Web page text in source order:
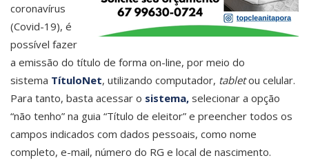
coronavírus
(Covid-19), é
possível fazer
a emissão do título de forma on-line, por meio do
sistema TítuloNet, utilizando computador, tabletou celular.
Para tanto, basta acessar o sistema, selecionar a opção
“não tenho” na guia “Título de eleitor” e preencher todos os
campos indicados com dados pessoais, como nome
completo, e-mail, número do RG e local de nascimento.